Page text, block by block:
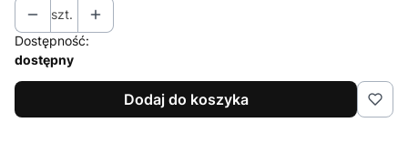
szt.
Dostępność:
dostępny
Dodaj do koszyka